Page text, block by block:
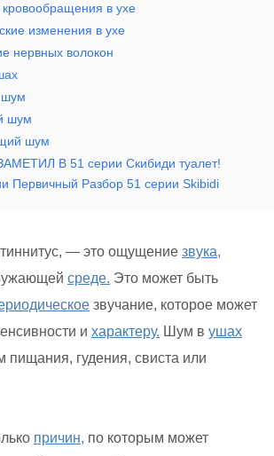
в ухе
изменения в ухе
нервных волокон
шум
шум
шум
В 51 серии Скибиди туалет!
Первичный Разбор 51 серии Skibidi
— это ощущение звука,
среде. Это может быть
звучание, которое может
и характеру. Шум в ушах
пищания, гудения, свиста или
причин, по которым может